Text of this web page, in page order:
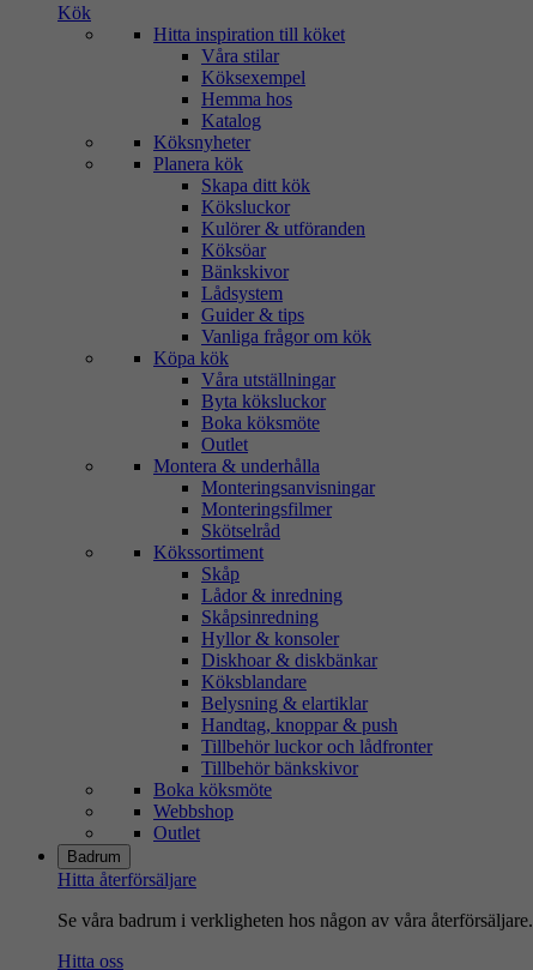
Kök
Hitta inspiration till köket
Våra stilar
Köksexempel
Hemma hos
Katalog
Köksnyheter
Planera kök
Skapa ditt kök
Köksluckor
Kulörer & utföranden
Köksöar
Bänkskivor
Lådsystem
Guider & tips
Vanliga frågor om kök
Köpa kök
Våra utställningar
Byta köksluckor
Boka köksmöte
Outlet
Montera & underhålla
Monteringsanvisningar
Monteringsfilmer
Skötselråd
Kökssortiment
Skåp
Lådor & inredning
Skåpsinredning
Hyllor & konsoler
Diskhoar & diskbänkar
Köksblandare
Belysning & elartiklar
Handtag, knoppar & push
Tillbehör luckor och lådfronter
Tillbehör bänkskivor
Boka köksmöte
Webbshop
Outlet
Badrum
Hitta återförsäljare
Se våra badrum i verkligheten hos någon av våra återförsäljare.
Hitta oss